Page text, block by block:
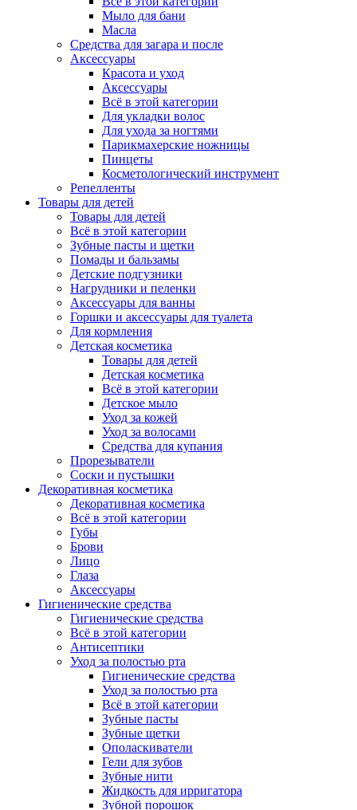
Мыло для бани
Масла
Средства для загара и после
Аксессуары
Красота и уход
Аксессуары
Всё в этой категории
Для укладки волос
Для ухода за ногтями
Парикмахерские ножницы
Пинцеты
Косметологический инструмент
Репелленты
Товары для детей
Товары для детей
Всё в этой категории
Зубные пасты и щетки
Помады и бальзамы
Детские подгузники
Нагрудники и пеленки
Аксессуары для ванны
Горшки и аксессуары для туалета
Для кормления
Детская косметика
Товары для детей
Детская косметика
Всё в этой категории
Детское мыло
Уход за кожей
Уход за волосами
Средства для купания
Прорезыватели
Соски и пустышки
Декоративная косметика
Декоративная косметика
Всё в этой категории
Губы
Брови
Лицо
Глаза
Аксессуары
Гигиенические средства
Гигиенические средства
Всё в этой категории
Антисептики
Уход за полостью рта
Гигиенические средства
Уход за полостью рта
Всё в этой категории
Зубные пасты
Зубные щетки
Ополаскиватели
Гели для зубов
Зубные нити
Жидкость для ирригатора
Зубной порошок